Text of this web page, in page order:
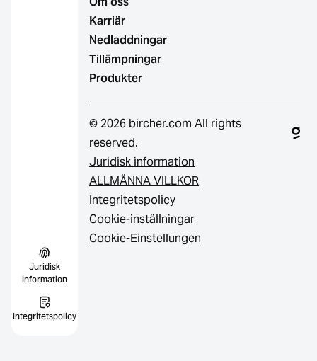
Juridisk
information
Integritetspolicy
Karriär
Nedladdningar
Tillämpningar
Produkter
© 2026 bircher.com All rights
reserved.
Juridisk information
ALLMÄNNA VILLKOR
Integritetspolicy
Cookie-inställningar
Cookie-Einstellungen